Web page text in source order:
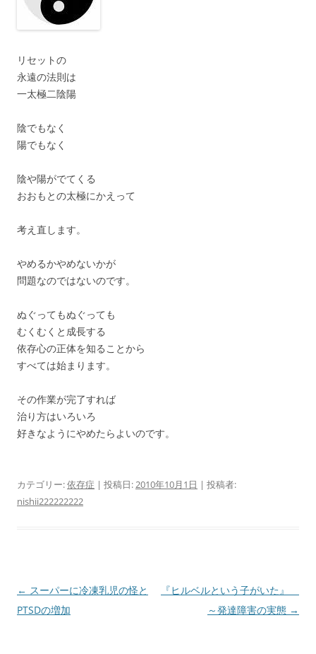
リセットの
永遠の法則は
一太極二陰陽
陰でもなく
陽でもなく
陰や陽がでてくる
おおもとの太極にかえって
考え直します。
やめるかやめないかが
問題なのではないのです。
ぬぐってもぬぐっても
むくむくと成長する
依存心の正体を知ることから
すべては始まります。
その作業が完了すれば
治り方はいろいろ
好きなようにやめたらよいのです。
カテゴリー:依存症 | 投稿日:2010年10月1日 | 投稿者:
nishii222222222
投
稿
← スーパーに冷凍乳児の怪と
PTSDの増加
『ヒルベルという子がいた』
～発達障害の実態 →